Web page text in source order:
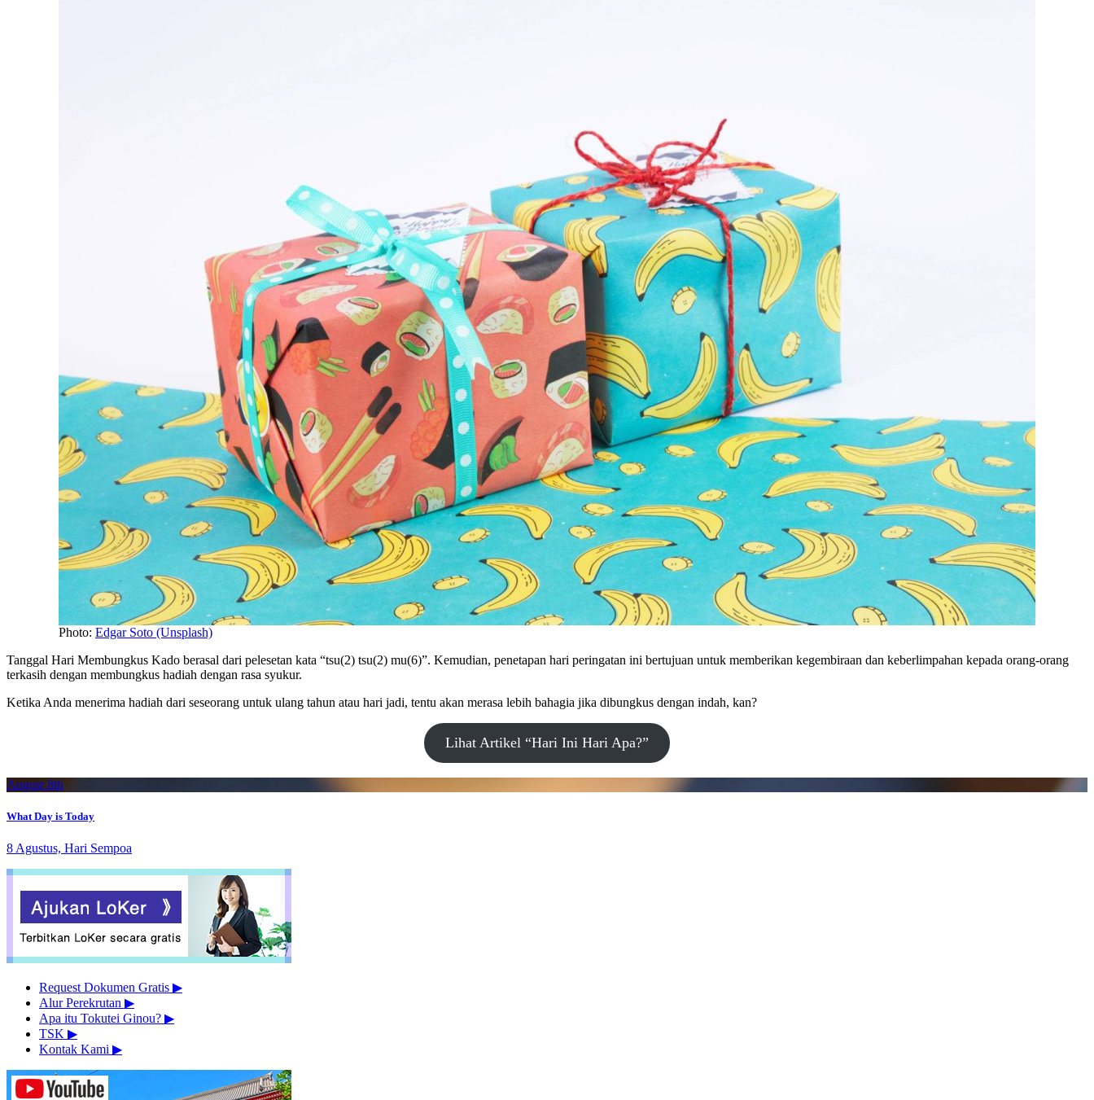
Photo: Edgar Soto (Unsplash)
Tanggal Hari Membungkus Kado berasal dari pelesetan kata “tsu(2) tsu(2) mu(6)”. Kemudian, penetapan hari peringatan ini bertujuan untuk memberikan kegembiraan dan keberlimpahan kepada orang-orang
terkasih dengan membungkus hadiah dengan rasa syukur.
Ketika Anda menerima hadiah dari seseorang untuk ulang tahun atau hari jadi, tentu akan merasa lebih bahagia jika dibungkus dengan indah, kan?
Lihat Artikel “Hari Ini Hari Apa?”
August 8th
What Day is Today
8 Agustus, Hari Sempoa
Request Dokumen Gratis ▶︎
Alur Perekrutan ▶︎
Apa itu Tokutei Ginou? ▶︎
TSK ▶︎
Kontak Kami ▶︎